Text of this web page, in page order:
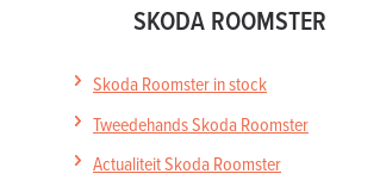
SKODA ROOMSTER
Skoda Roomster in stock
Tweedehands Skoda Roomster
Actualiteit Skoda Roomster